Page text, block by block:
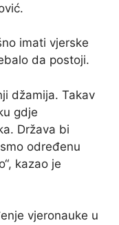
imati vjerske
da postoji.
džamija. Takav
gdje
Država bi
određenu
kazao je
vjeronauke u